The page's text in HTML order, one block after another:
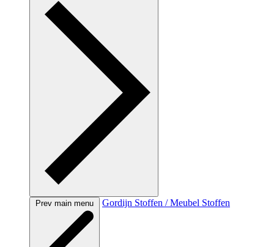
Prev main menu Gordijn Stoffen / Meubel Stoffen